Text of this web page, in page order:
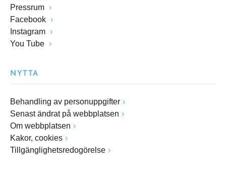
Pressrum
Facebook
Instagram
You Tube
NYTTA
Behandling av personuppgifter
Senast ändrat på webbplatsen
Om webbplatsen
Kakor, cookies
Tillgänglighetsredogörelse